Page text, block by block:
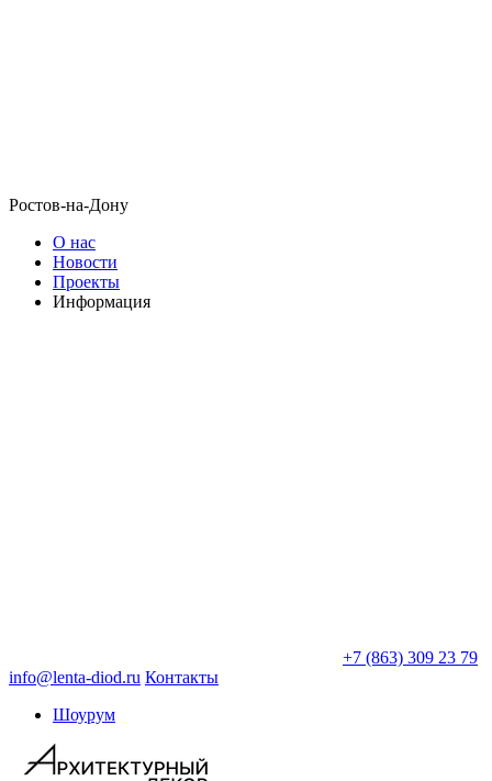
Ростов-на-Дону
О нас
Новости
Проекты
Информация
+7 (863) 309 23 79
info@lenta-diod.ru Контакты
Шоурум